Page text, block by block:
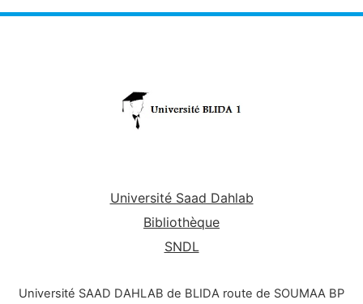
Université Saad Dahlab
Bibliothèque
SNDL
Université SAAD DAHLAB de BLIDA route de SOUMAA BP